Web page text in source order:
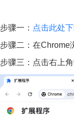
步骤一： 点击此处
步骤二：在Chrome
步骤三：点击右上